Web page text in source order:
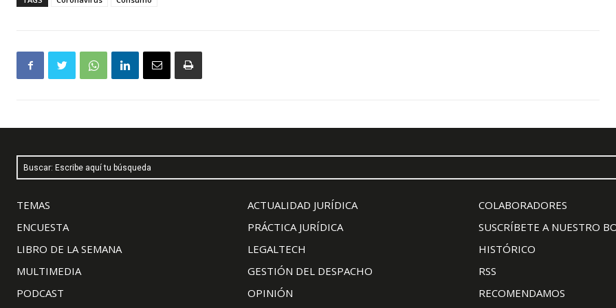
Buscar: Escribe aquí tu búsqueda
TEMAS
ENCUESTA
LIBRO DE LA SEMANA
MULTIMEDIA
PODCAST
ACTUALIDAD JURÍDICA
PRÁCTICA JURÍDICA
LEGALTECH
GESTIÓN DEL DESPACHO
OPINIÓN
COLABORADORES
SUSCRÍBETE A NUESTRO
HISTÓRICO
RSS
RECOMENDAMOS